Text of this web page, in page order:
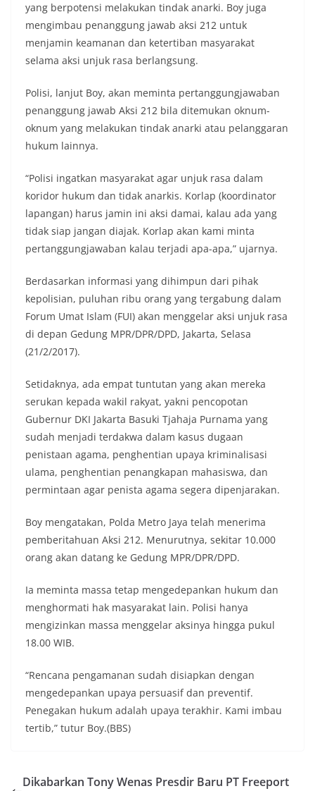
yang berpotensi melakukan tindak anarki. Boy juga
mengimbau penanggung jawab aksi 212 untuk
menjamin keamanan dan ketertiban masyarakat
selama aksi unjuk rasa berlangsung.
Polisi, lanjut Boy, akan meminta pertanggungjawaban
penanggung jawab Aksi 212 bila ditemukan oknum-
oknum yang melakukan tindak anarki atau pelanggaran
hukum lainnya.
“Polisi ingatkan masyarakat agar unjuk rasa dalam
koridor hukum dan tidak anarkis. Korlap (koordinator
lapangan) harus jamin ini aksi damai, kalau ada yang
tidak siap jangan diajak. Korlap akan kami minta
pertanggungjawaban kalau terjadi apa-apa,” ujarnya.
Berdasarkan informasi yang dihimpun dari pihak
kepolisian, puluhan ribu orang yang tergabung dalam
Forum Umat Islam (FUI) akan menggelar aksi unjuk rasa
di depan Gedung MPR/DPR/DPD, Jakarta, Selasa
(21/2/2017).
Setidaknya, ada empat tuntutan yang akan mereka
serukan kepada wakil rakyat, yakni pencopotan
Gubernur DKI Jakarta Basuki Tjahaja Purnama yang
sudah menjadi terdakwa dalam kasus dugaan
penistaan agama, penghentian upaya kriminalisasi
ulama, penghentian penangkapan mahasiswa, dan
permintaan agar penista agama segera dipenjarakan.
Boy mengatakan, Polda Metro Jaya telah menerima
pemberitahuan Aksi 212. Menurutnya, sekitar 10.000
orang akan datang ke Gedung MPR/DPR/DPD.
Ia meminta massa tetap mengedepankan hukum dan
menghormati hak masyarakat lain. Polisi hanya
mengizinkan massa menggelar aksinya hingga pukul
18.00 WIB.
“Rencana pengamanan sudah disiapkan dengan
mengedepankan upaya persuasif dan preventif.
Penegakan hukum adalah upaya terakhir. Kami imbau
tertib,” tutur Boy.(BBS)
Dikabarkan Tony Wenas Presdir Baru PT Freeport